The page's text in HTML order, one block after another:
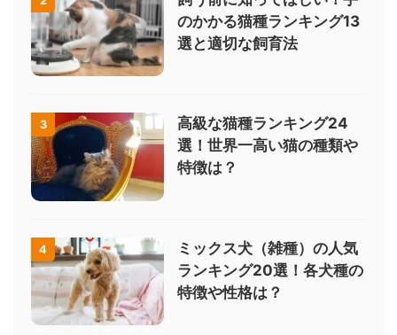
のかかる猫種ランキング13
選と適切な飼育法
3
高級な猫種ランキング24
選！世界一高い猫の種類や
特徴は？
4
ミックス犬（雑種）の人気
ランキング20選！各犬種の
特徴や性格は？